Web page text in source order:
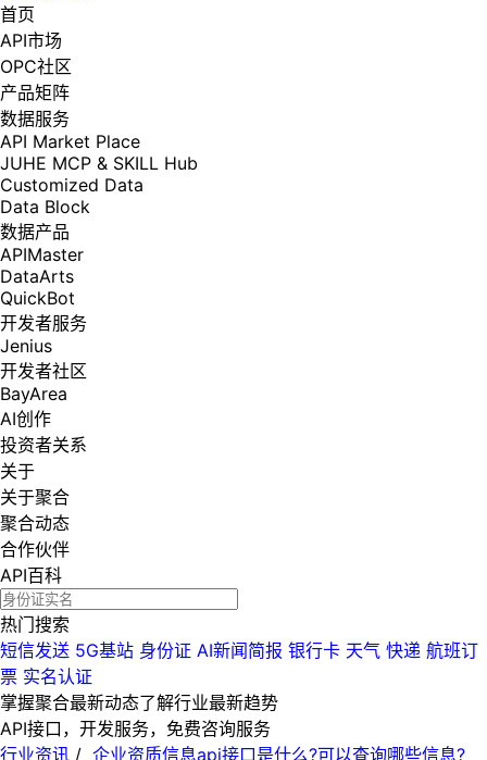
首页
API市场
OPC社区
产品矩阵
数据服务
API Market Place
JUHE MCP & SKILL Hub
Customized Data
Data Block
数据产品
APIMaster
DataArts
QuickBot
开发者服务
Jenius
开发者社区
BayArea
AI创作
投资者关系
关于
关于聚合
聚合动态
合作伙伴
API百科
热门搜索
短信发送 5G基站 身份证 AI新闻简报 银行卡 天气 快递 航班订
票 实名认证
掌握聚合最新动态了解行业最新趋势
API接口，开发服务，免费咨询服务
行业资讯 / 企业资质信息api接口是什么?可以查询哪些信息?